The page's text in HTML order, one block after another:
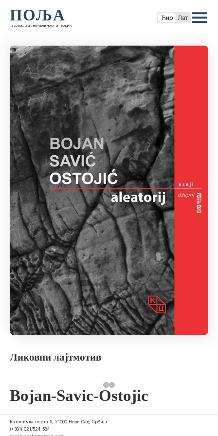
ПОЉА
часопис за књижевност и теорију
Ћир Лат
Ликовни лајтмотив
Bojan-Savic-Ostojic
Католичка порта 5, 21000 Нови Сад, Србија
(+381) 021/524-584